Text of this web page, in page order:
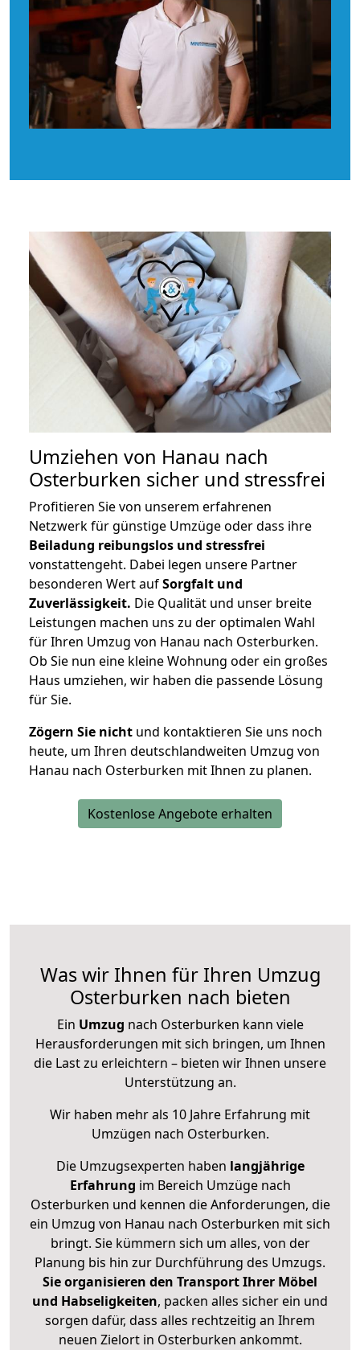
Umziehen von Hanau nach
Osterburken sicher und stressfrei
Profitieren Sie von unserem erfahrenen
Netzwerk für günstige Umzüge oder dass ihre
Beiladung reibungslos und stressfrei
vonstattengeht. Dabei legen unsere Partner
besonderen Wert aufSorgfalt und
Zuverlässigkeit. Die Qualität und unser breite
Leistungen machen uns zu der optimalen Wahl
für Ihren Umzug von Hanau nach Osterburken.
Ob Sie nun eine kleine Wohnung oder ein großes
Haus umziehen, wir haben die passende Lösung
für Sie.
Zögern Sie nicht und kontaktieren Sie uns noch
heute, um Ihren deutschlandweiten Umzug von
Hanau nach Osterburken mit Ihnen zu planen.
Kostenlose Angebote erhalten
Was wir Ihnen für Ihren Umzug
Osterburken nach bieten
Ein Umzug nach Osterburken kann viele
Herausforderungen mit sich bringen, um Ihnen
die Last zu erleichtern – bieten wir Ihnen unsere
Unterstützung an.
Wir haben mehr als 10 Jahre Erfahrung mit
Umzügen nach Osterburken.
Die Umzugsexperten haben langjährige
Erfahrung im Bereich Umzüge nach
Osterburken und kennen die Anforderungen, die
ein Umzug von Hanau nach Osterburken mit sich
bringt. Sie kümmern sich um alles, von der
Planung bis hin zur Durchführung des Umzugs.
Sie organisieren den Transport Ihrer Möbel
und Habseligkeiten, packen alles sicher ein und
sorgen dafür, dass alles rechtzeitig an Ihrem
neuen Zielort in Osterburken ankommt.